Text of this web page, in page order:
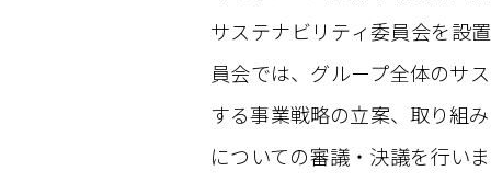
サステナビリティ委員会を設
員会では、グループ全体のサ
する事業戦略の立案、取り組
についての審議・決議を行い